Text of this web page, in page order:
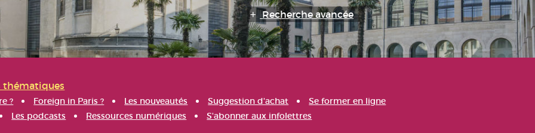
Recherche avancée
thématiques
? Foreign in Paris ? Les nouveautés Suggestion d'achat
Se former en ligne
Les podcasts Ressources numériques S'abonner aux infolettres